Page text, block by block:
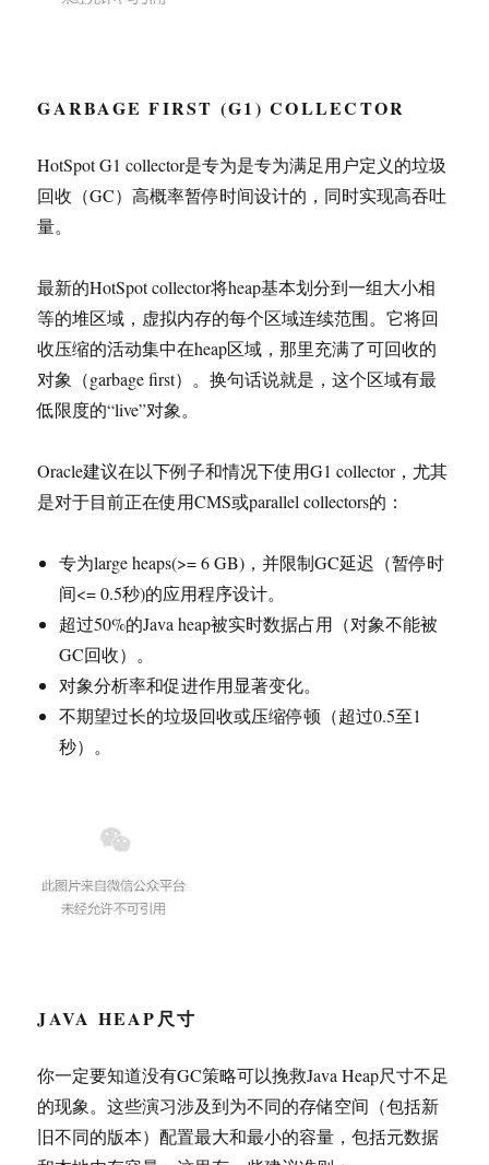
GARBAGE FIRST (G1) COLLECTOR
HotSpot G1 collector是专为是专为满足用户定义的垃圾
回收（GC）高概率暂停时间设计的，同时实现高吞吐
量。
最新的HotSpot collector将heap基本划分到一组大小相
等的堆区域，虚拟内存的每个区域连续范围。它将回
收压缩的活动集中在heap区域，那里充满了可回收的
对象（garbage first）。换句话说就是，这个区域有最
低限度的“live”对象。
Oracle建议在以下例子和情况下使用G1 collector，尤其
是对于目前正在使用CMS或parallel collectors的：
专为large heaps(>= 6 GB)，并限制GC延迟（暂停时
间<= 0.5秒)的应用程序设计。
超过50%的Java heap被实时数据占用（对象不能被
GC回收）。
对象分析率和促进作用显著变化。
不期望过长的垃圾回收或压缩停顿（超过0.5至1
秒）。
JAVA HEAP尺寸
你一定要知道没有GC策略可以挽救Java Heap尺寸不足
的现象。这些演习涉及到为不同的存储空间（包括新
旧不同的版本）配置最大和最小的容量，包括元数据